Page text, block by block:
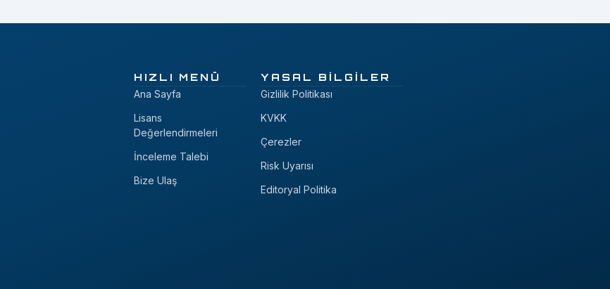
HIZLI MENÜ
Ana Sayfa
Lisans
Değerlendirmeleri
İnceleme Talebi
Bize Ulaş
YASAL BILGILER
Gizlilik Politikası
KVKK
Çerezler
Risk Uyarısı
Editoryal Politika